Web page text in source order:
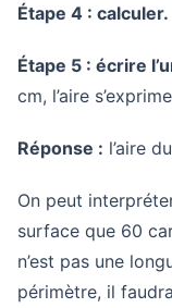
Étape 4 : calculer.
Étape 5 : écrire
cm, l’aire
Réponse : l’aire
On peut
surface que 60
n’est pas une
périmètre, il